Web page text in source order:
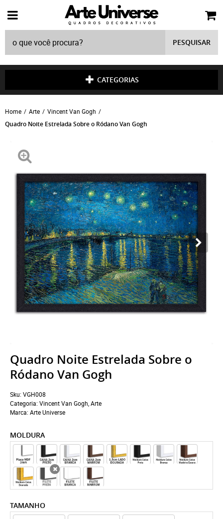
PESQUISAR
CATEGORIAS
Home Arte Vincent Van Gogh
Quadro Noite Estrelada Sobre o Ródano Van Gogh
Quadro Noite Estrelada Sobre o
Ródano Van Gogh
Sku: VGH008
Categoria: Vincent Van Gogh,Arte
Marca: Arte Universe
MOLDURA
x
TAMANHO